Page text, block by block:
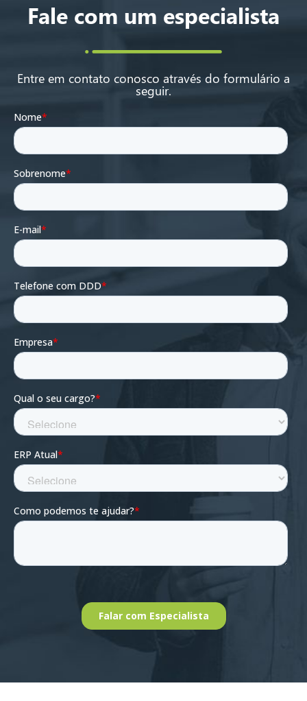
Fale com um especialista
Entre em contato conosco através do formulário a
seguir.